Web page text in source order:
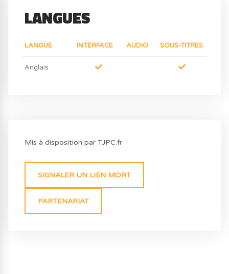
LANGUES
LANGUE INTERFACE AUDIO SOUS-TITRES
Anglais
Mis à disposition par TJPC.fr
SIGNALER UN LIEN MORT
PARTENARIAT